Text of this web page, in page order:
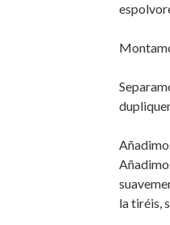
la tiréis,